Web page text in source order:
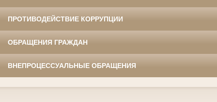
ПРОТИВОДЕЙСТВИЕ КОРРУПЦИИ
ОБРАЩЕНИЯ ГРАЖДАН
ВНЕПРОЦЕССУАЛЬНЫЕ ОБРАЩЕНИЯ